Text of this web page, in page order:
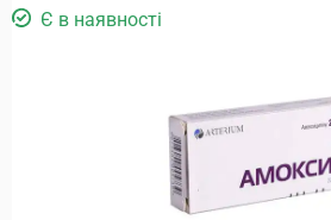
Є в наявності